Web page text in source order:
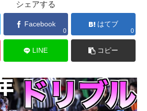
シェアする
Facebook
0
はてブ
0
LINE コピー